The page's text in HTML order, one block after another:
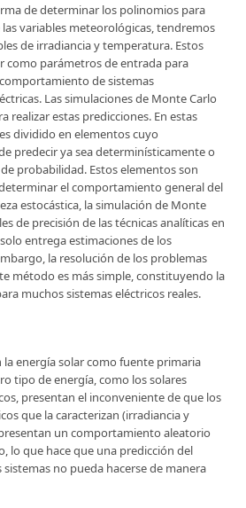
de determinar los polinomios para
variables meteorológicas, tendremos
de irradiancia y temperatura. Estos
como parámetros de entrada para
de sistemas
Las simulaciones de Monte Carlo
realizar estas predicciones. En estas
dividido en elementos cuyo
predecir ya sea determinísticamente o
probabilidad. Estos elementos son
el comportamiento general del
estocástica, la simulación de Monte
de precisión de las técnicas analíticas en
entrega estimaciones de los
la resolución de los problemas
método es más simple, constituyendo la
muchos sistemas eléctricos reales.
la energía solar como fuente primaria
tipo de energía, como los solares
presentan el inconveniente de que los
que la caracterizan (irradiancia y
un comportamiento aleatorio
lo que hace que una predicción del
no pueda hacerse de manera